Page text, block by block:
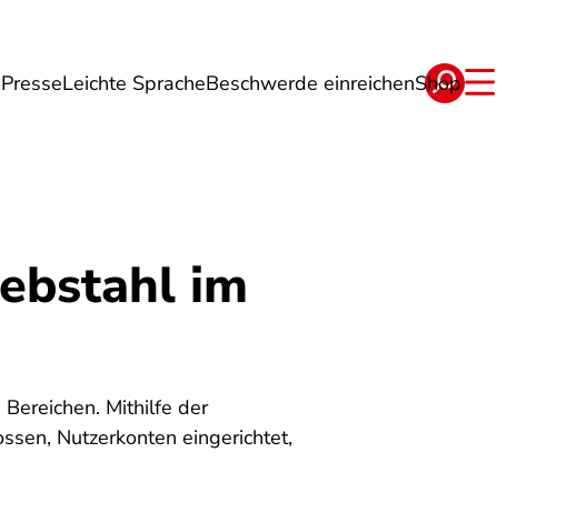
PresseLeichte SpracheBeschwerde einreichenShop
& Pflege Energie Reise Verträge
im
Mithilfe der
Nutzerkonten eingerichtet,